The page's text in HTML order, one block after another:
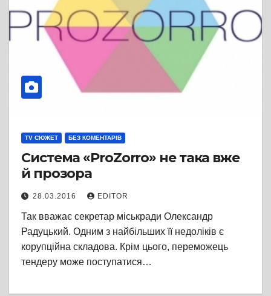
TV СЮЖЕТ БЕЗ КОМЕНТАРІВ
Система «ProZorro» не така вже
й прозора
28.03.2016 EDITOR
Так вважає секретар міськради Олександр
Радуцький. Одним з найбільших її недоліків є
корупційна складова. Крім цього, переможець
тендеру може поступатися…